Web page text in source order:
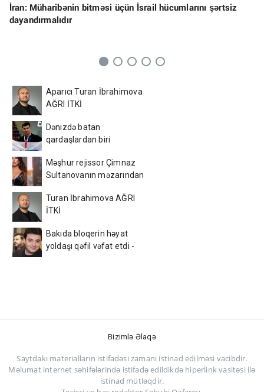
İran: Müharibənin bitməsi üçün İsrail hücumlarını şərtsiz
dayandırmalıdır
Aparıcı Turan İbrahimova
AĞRI İTKİ
Dənizdə batan
qardaşlardan biri
imiş
Məşhur rejissor Çimnaz
Sultanovanın məzarından
Turan İbrahimova AĞRI
İTKİ
Bakıda bloqerin həyat
yoldaşı qəfil vəfat etdi -
Bizimlə Əlaqə
Saytdakı materialların istifadəsi zamanı istinad edilməsi vacibdir.
Məlumat internet səhifələrində istifadə edildikdə hiperlink vasitəsi ilə
istinad mütləqdir.